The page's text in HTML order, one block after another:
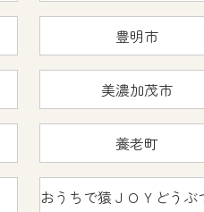
豊明市
美濃加茂市
養老町